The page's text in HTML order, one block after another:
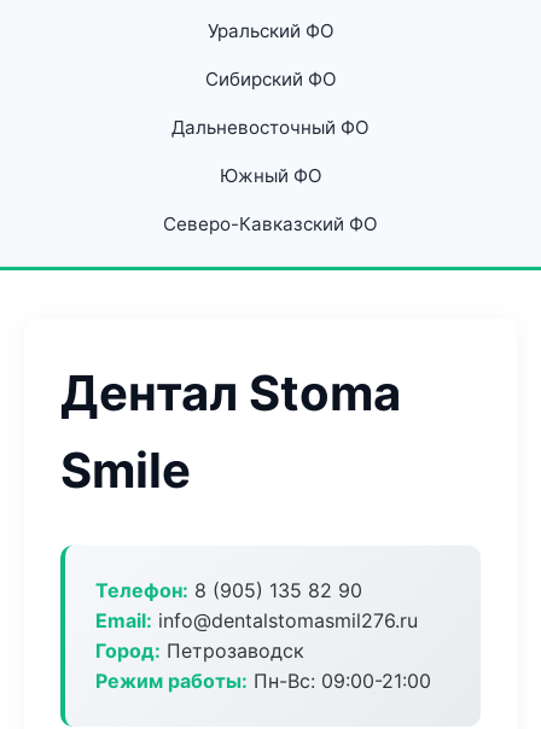
Уральский ФО
Сибирский ФО
Дальневосточный ФО
Южный ФО
Северо-Кавказский ФО
Дентал Stoma
Smile
Телефон: 8 (905) 135 82 90
Email: info@dentalstomasmil276.ru
Город: Петрозаводск
Режим работы: Пн-Вс: 09:00-21:00